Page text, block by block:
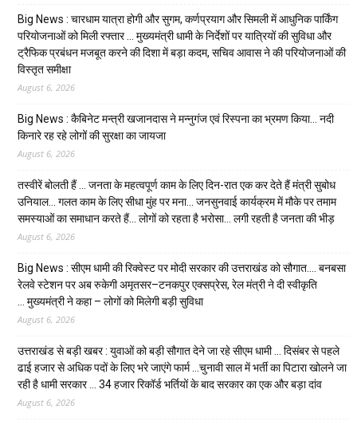
Big News : चारधाम यात्रा होगी और सुगम, कर्णप्रयाग और सिमली में आधुनिक पार्किंग
परियोजनाओं को मिली रफ्तार … मुख्यमंत्री धामी के निर्देशों पर यात्रियों की सुविधा और
ट्रैफिक प्रबंधन मजबूत करने की दिशा में बड़ा कदम, सचिव आवास ने की परियोजनाओं की
विस्तृत समीक्षा
August 6, 2026
Big News : कैबिनेट मन्त्री खजानदास ने मन्नुगंज एवं रिस्पना का भ्रमण किया… नदी
किनारे रह रहे लोगों की सुरक्षा का जायजा
August 6, 2026
तस्वीरें बोलती हैं … जनता के महत्वपूर्ण काम के लिए दिन-रात एक कर देते हैं मंत्री सुबोध
उनियाल… गलत काम के लिए सीधा मुंह पर मना… जनसुनवाई कार्यक्रम में मौके पर तमाम
समस्याओं का समाधान करते हैं… लोगों को रहता है भरोसा… लगी रहती है जनता की भीड़
August 6, 2026
Big News : सीएम धामी की रिक्वेस्ट पर मोदी सरकार की उत्तराखंड को सौगात…. बनबसा
रेलवे स्टेशन पर अब रुकेगी अमृतसर–टनकपुर एक्सप्रेस, रेल मंत्री ने दी स्वीकृति
… मुख्यमंत्री ने कहा – लोगों को मिलेगी बड़ी सुविधा
August 6, 2026
उत्तराखंड से बड़ी खबर : युवाओं को बड़ी सौगात देने जा रहे सीएम धामी … दिसंबर से पहले
ढाई हजार से अधिक पदों के लिए भरे जाएंगे फार्म …चुनावी साल में भर्ती का पिटारा खोलने जा
रही है धामी सरकार … 34 हजार रिकॉर्ड भर्तियों के बाद सरकार का एक और बड़ा दांव
August 6, 2026